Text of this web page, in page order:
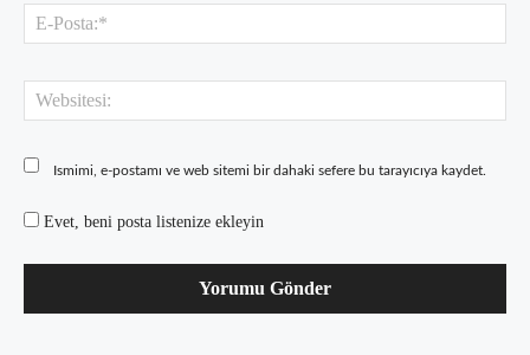
Ismimi, e-postamı ve web sitemi bir dahaki sefere bu tarayıcıya kaydet.
Evet, beni posta listenize ekleyin